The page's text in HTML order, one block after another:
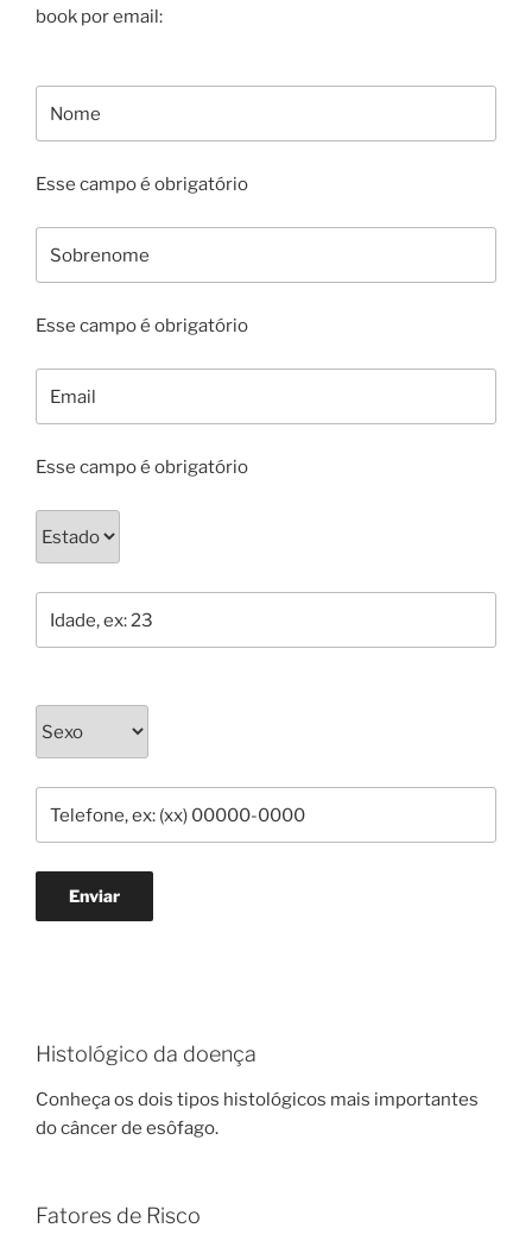
book por email:
Esse campo é obrigatório
Esse campo é obrigatório
Esse campo é obrigatório
Enviar
Histológico da doença
Conheça os dois tipos histológicos mais importantes
do câncer de esôfago.
Fatores de Risco